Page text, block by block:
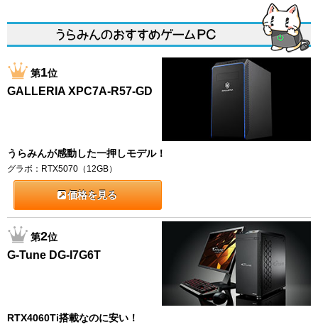
第1位
GALLERIA XPC7A-R57-GD
うらみんが感動した一押しモデル！
グラボ：RTX5070（12GB）
価格を見る
第2位
G-Tune DG-I7G6T
RTX4060Ti搭載なのに安い！